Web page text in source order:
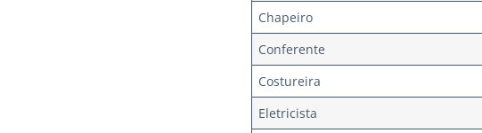
Chapeiro
Conferente
Costureira
Eletricista